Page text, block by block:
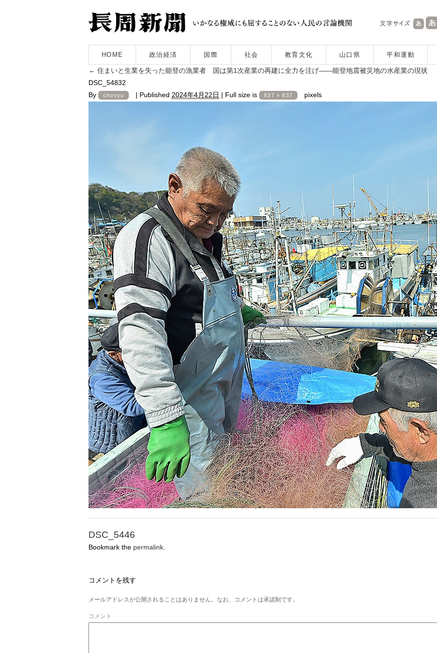
HOME 政治経済 国際 社会 教育文化 山口県 平和運動
← 住まいと生業を失った能登の漁業者 国は第1次産業の再建に全力を注げ――能登地震被災地の水産業の現状
DSC_54832
By
chosyu | Published 2024年4月22日 | Full size is 837 × 837 pixels
DSC_5446
Bookmark the permalink
コメントを残す
メールアドレスが公開されることはありません。なお、コメントは承認制です。
コメント